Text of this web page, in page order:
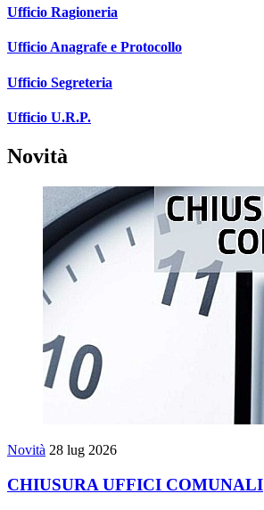
Ufficio Ragioneria
Ufficio Anagrafe e Protocollo
Ufficio Segreteria
Ufficio U.R.P.
Novità
Novità 28 lug 2026
CHIUSURA UFFICI COMUNALI